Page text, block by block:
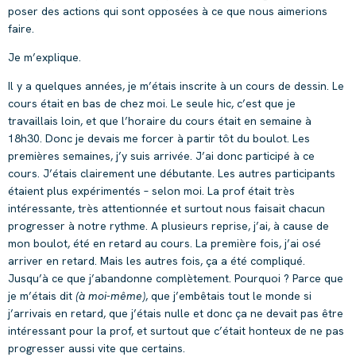
poser des actions qui sont opposées à ce que nous aimerions
faire.
Je m’explique.
Il y a quelques années, je m’étais inscrite à un cours de dessin. Le
cours était en bas de chez moi. Le seule hic, c’est que je
travaillais loin, et que l’horaire du cours était en semaine à
18h30. Donc je devais me forcer à partir tôt du boulot. Les
premières semaines, j’y suis arrivée. J’ai donc participé à ce
cours. J’étais clairement une débutante. Les autres participants
étaient plus expérimentés – selon moi. La prof était très
intéressante, très attentionnée et surtout nous faisait chacun
progresser à notre rythme. A plusieurs reprise, j’ai, à cause de
mon boulot, été en retard au cours. La première fois, j’ai osé
arriver en retard. Mais les autres fois, ça a été compliqué.
Jusqu’à ce que j’abandonne complètement. Pourquoi ? Parce que
je m’étais dit (à moi-même), que j’embêtais tout le monde si
j’arrivais en retard, que j’étais nulle et donc ça ne devait pas être
intéressant pour la prof, et surtout que c’était honteux de ne pas
progresser aussi vite que certains.